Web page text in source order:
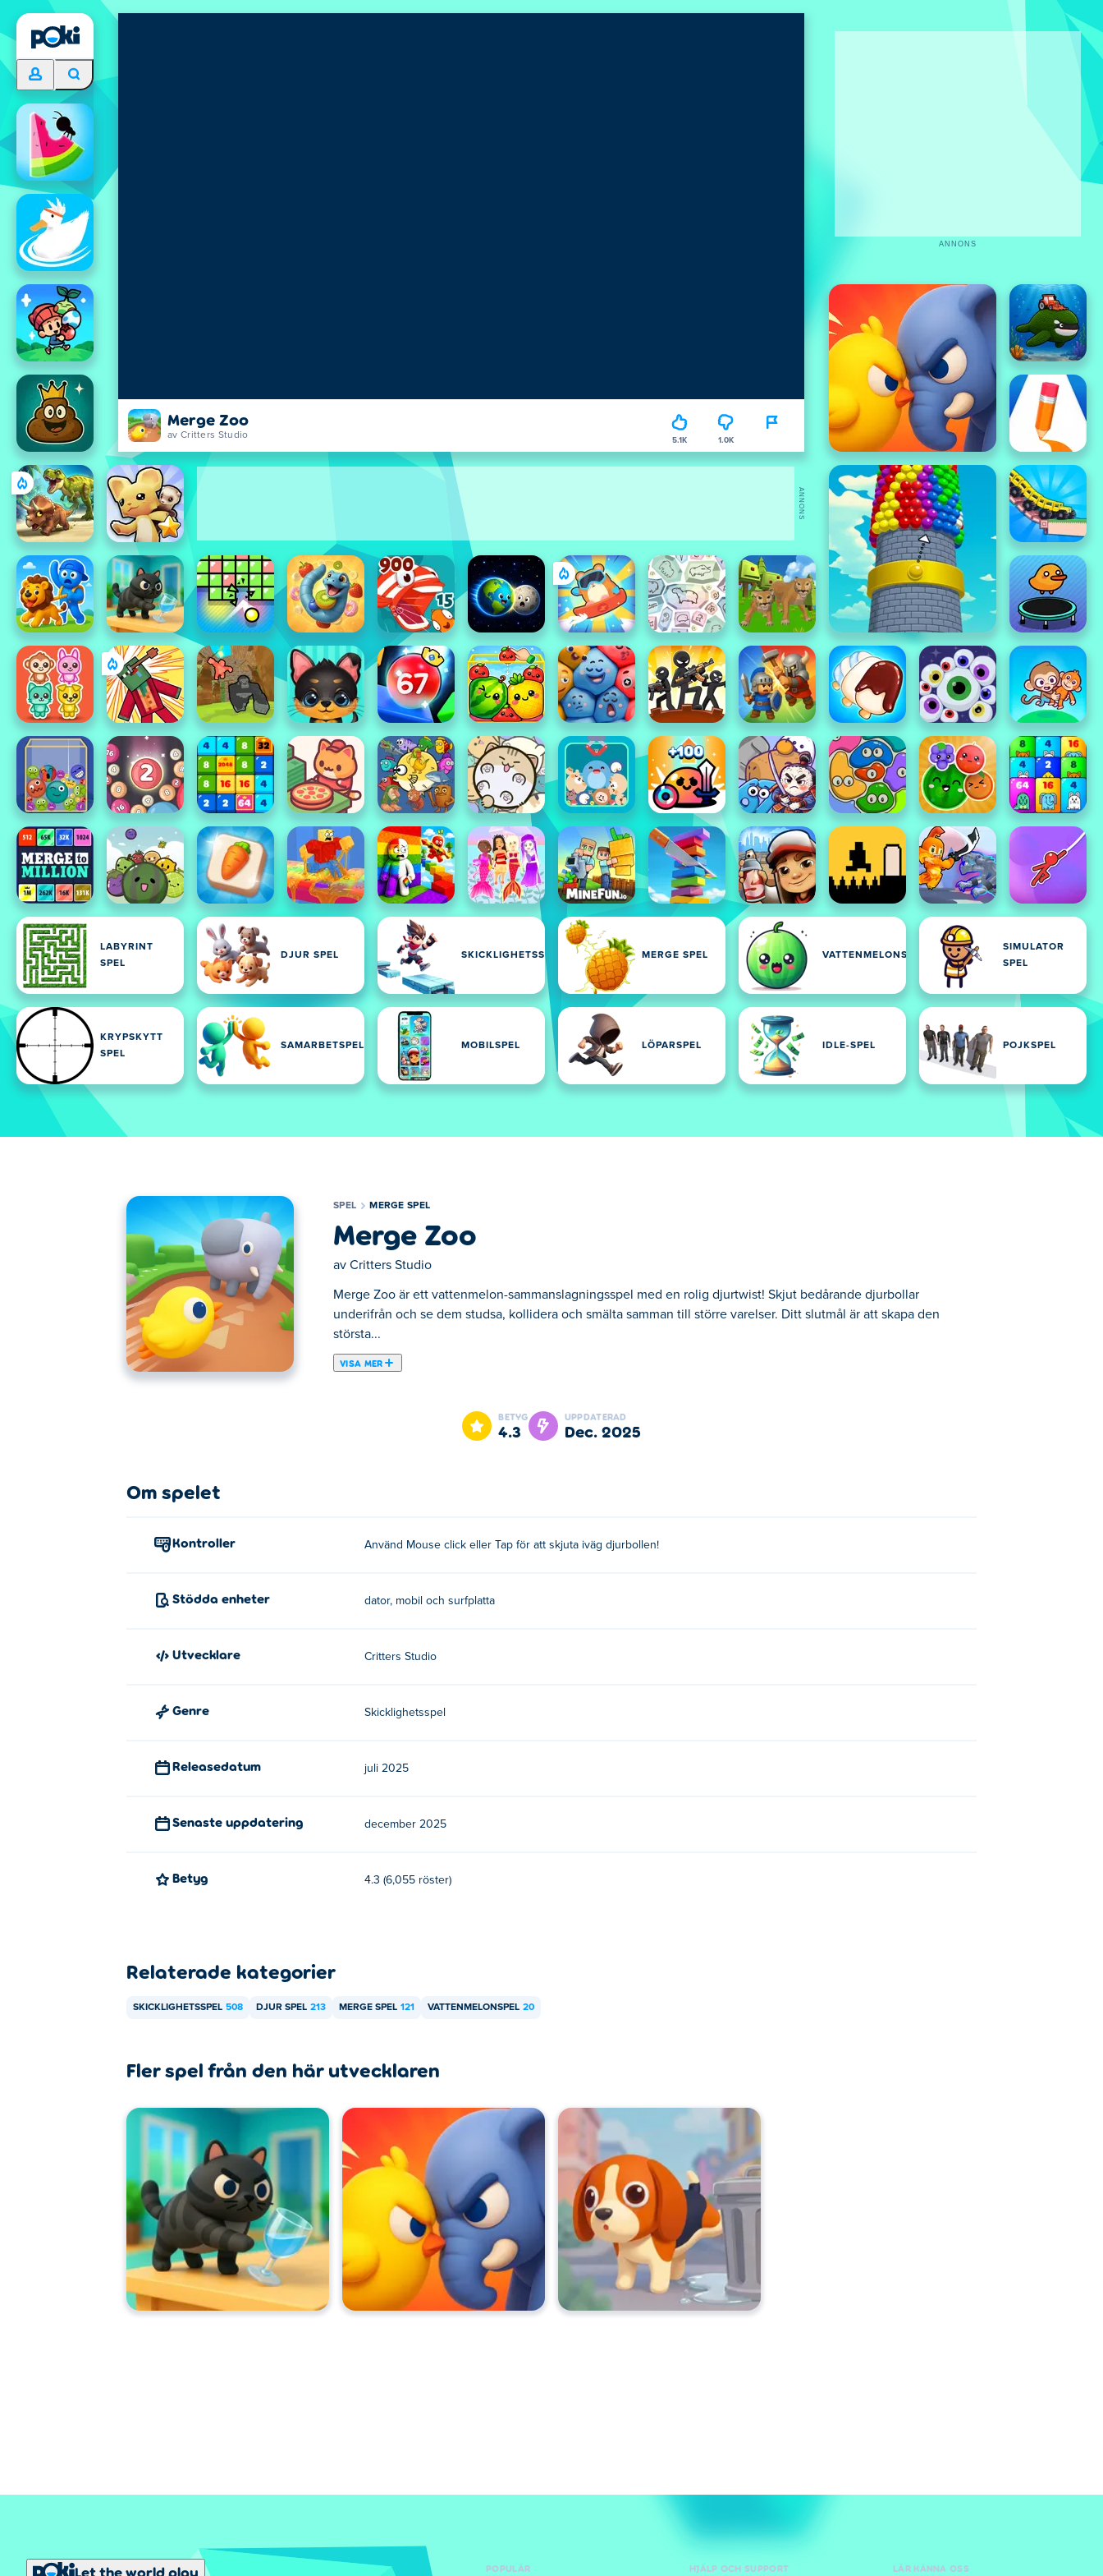
Merge Zoo
av Critters Studio 5.1K 1.0K
LABYRINT
SPEL
DJUR SPEL SKICKLIGHETSSPEL MERGE SPEL VATTENMELONSPEL
SIMULATOR
SPEL
KRYPSKYTT
SPEL
SAMARBETSPEL MOBILSPEL LÖPARSPEL IDLE-SPEL POJKSPEL
ANNONS
ANNONS
SPEL MERGE SPEL
Merge Zoo
av Critters Studio
Merge Zoo är ett vattenmelon-sammanslagningsspel med en rolig djurtwist! Skjut bedårande djurbollar
underifrån och se dem studsa, kollidera och smälta samman till större varelser. Ditt slutmål är att skapa den
största...
VISA MER
Merge Zoo är ett vattenmelon-sammanslagningsspel med en rolig djurtwist! Skjut bedårande djurbollar underifrån och se dem studsa, kollidera och
game over! Kan du sammanslagna dig till toppen av djurparken?
Klicka eller tryck för att skjuta djurbollen.
Hur kan jag spela Merge Zoo gratis?
Kan jag spela Merge Zoo på mobila enheter och datorer?
Merge Zoo kan spelas på din dator och mobila enheter som telefoner och surfplattor.
BETYG
4.3
UPPDATERAD
dec. 2025
Om spelet
Kontroller Använd Mouse click eller Tap för att skjuta iväg djurbollen!
Stödda enheter dator, mobil och surfplatta
Utvecklare Critters Studio
Genre Skicklighetsspel
Releasedatum juli 2025
Senaste uppdatering december 2025
Betyg 4.3 (6,055 röster)
Relaterade kategorier
SKICKLIGHETSSPEL 508 DJUR SPEL 213 MERGE SPEL 121 VATTENMELONSPEL 20
Fler spel från den här utvecklaren
Let the world play POPULÄR HJÄLP OCH SUPPORT LÄR KÄNNA OSS